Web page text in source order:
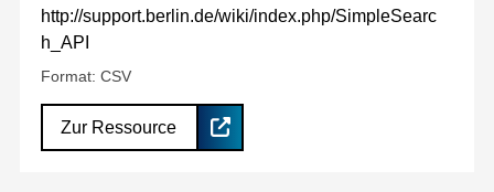
http://support.berlin.de/wiki/index.php/SimpleSearc
h_API
Format: CSV
Zur Ressource